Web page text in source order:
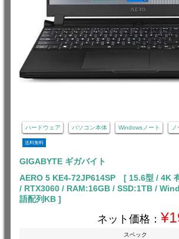
ハードウェア パソコン本体 Windowsノート
送料無料
GIGABYTE ギガバイト
AERO 5 KE4-72JP614SP [ 15.6型 / 4K
/ RTX3060 / RAM:16GB / SSD:1TB /
語配列KB ]
ネット価格：
スペック